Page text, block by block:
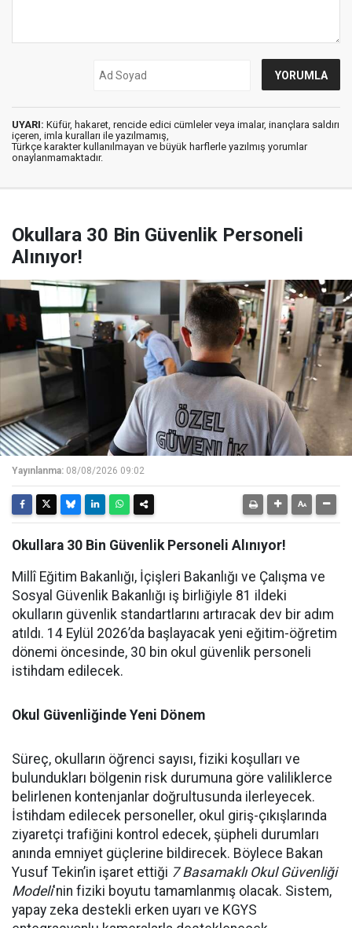
UYARI: Küfür, hakaret, rencide edici cümleler veya imalar, inançlara saldırı
içeren, imla kuralları ile yazılmamış,
Türkçe karakter kullanılmayan ve büyük harflerle yazılmış yorumlar
onaylanmamaktadır.
Okullara 30 Bin Güvenlik Personeli
Alınıyor!
Yayınlanma: 08/08/2026 09:02
Okullara 30 Bin Güvenlik Personeli Alınıyor!
Millî Eğitim Bakanlığı, İçişleri Bakanlığı ve Çalışma ve
Sosyal Güvenlik Bakanlığı iş birliğiyle 81 ildeki
okulların güvenlik standartlarını artıracak dev bir adım
atıldı. 14 Eylül 2026’da başlayacak yeni eğitim-öğretim
dönemi öncesinde, 30 bin okul güvenlik personeli
istihdam edilecek.
Okul Güvenliğinde Yeni Dönem
Süreç, okulların öğrenci sayısı, fiziki koşulları ve
bulundukları bölgenin risk durumuna göre valiliklerce
belirlenen kontenjanlar doğrultusunda ilerleyecek.
İstihdam edilecek personeller, okul giriş-çıkışlarında
ziyaretçi trafiğini kontrol edecek, şüpheli durumları
anında emniyet güçlerine bildirecek. Böylece Bakan
Yusuf Tekin’in işaret ettiği 7 Basamaklı Okul Güvenliği
Modeli'nin fiziki boyutu tamamlanmış olacak. Sistem,
yapay zeka destekli erken uyarı ve KGYS